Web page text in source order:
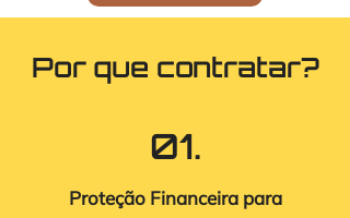
Por que contratar?
01.
Proteção Financeira para